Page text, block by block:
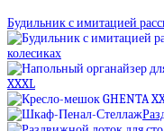
Будильник с имитацией
колесиках
XXXL